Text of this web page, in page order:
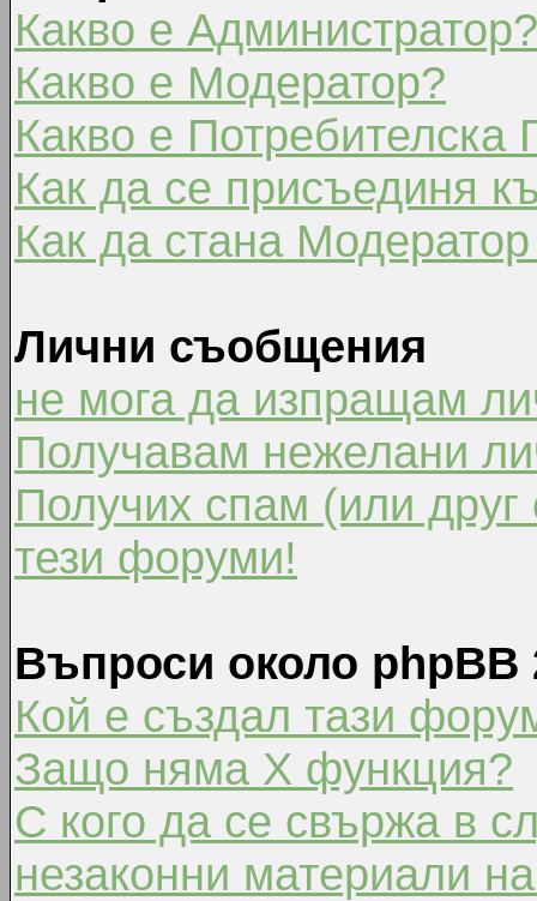
Какво е Администратор?
Какво е Модератор?
Какво е Потребителска
Как да се присъединя
Как да стана
Лични съобщения
не мога да изпращам
Получавам нежелани
Получих спам (или
тези форуми!
Въпроси около phpBB
Кой е създал тази
Защо няма X функция?
С кого да се свържа в
незаконни материали